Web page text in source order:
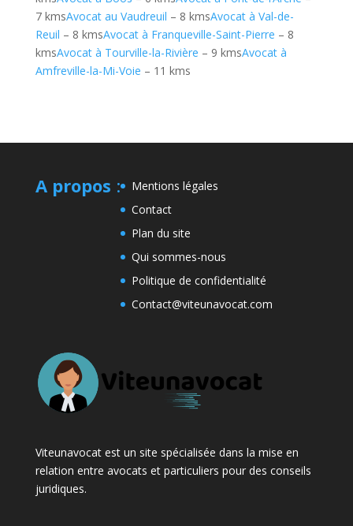
7 kmsAvocat au Vaudreuil – 8 kmsAvocat à Val-de-
Reuil – 8 kmsAvocat à Franqueville-Saint-Pierre – 8
kmsAvocat à Tourville-la-Rivière – 9 kmsAvocat à
Amfreville-la-Mi-Voie – 11 kms
A propos :
Mentions légales
Contact
Plan du site
Qui sommes-nous
Politique de confidentialité
Contact@viteunavocat.com
Viteunavocat est un site spécialisée dans la mise en
relation entre avocats et particuliers pour des conseils
juridiques.